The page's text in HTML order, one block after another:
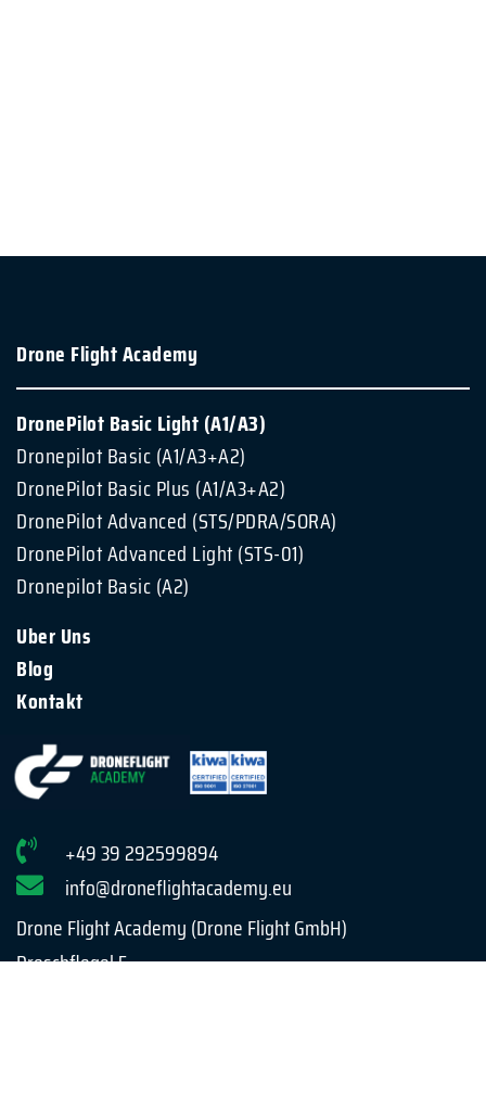
Drone Flight Academy
DronePilot Basic Light (A1/A3)
Dronepilot Basic (A1/A3+A2)
DronePilot Basic Plus (A1/A3+A2)
DronePilot Advanced (STS/PDRA/SORA)
DronePilot Advanced Light (STS-01)
Dronepilot Basic (A2)
Uber Uns
Blog
Kontakt
+49 39 292599894
info@droneflightacademy.eu
Drone Flight Academy (Drone Flight GmbH)
Dreschflegel 5